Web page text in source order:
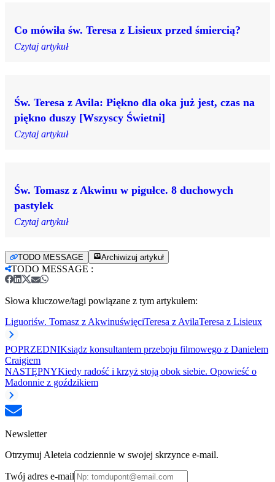
Co mówiła św. Teresa z Lisieux przed śmiercią?
Czytaj artykuł
Św. Teresa z Avila: Piękno dla oka już jest, czas na
piękno duszy [Wszyscy Świetni]
Czytaj artykuł
Św. Tomasz z Akwinu w pigułce. 8 duchowych
pastylek
Czytaj artykuł
TODO MESSAGE Archiwizuj artykuł
TODO MESSAGE :
Słowa kluczowe/tagi powiązane z tym artykułem:
Liguoriśw. Tomasz z AkwinuświęciTeresa z AvilaTeresa z Lisieux
POPRZEDNIKsiądz konsultantem przeboju filmowego z Danielem
Craigiem
NASTĘPNYKiedy radość i krzyż stoją obok siebie. Opowieść o
Madonnie z goździkiem
Newsletter
Otrzymuj Aleteia codziennie w swojej skrzynce e-mail.
Twój adres e-mail